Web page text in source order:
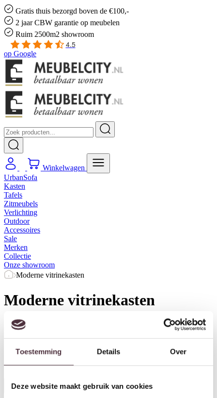
Toestemming Details Over
Deze website maakt gebruik van cookies
Gratis thuis bezorgd boven de €100,-
2 jaar CBW garantie op meubelen
Ruim 2500m2 showroom
4.5
op Google
Winkelwagen
UrbanSofa
Kasten
Tafels
Zitmeubels
Verlichting
Outdoor
Accessoires
Sale
Merken
Collectie
Onze showroom
Moderne vitrinekasten
Moderne vitrinekasten
Herstel filters
Alle filters